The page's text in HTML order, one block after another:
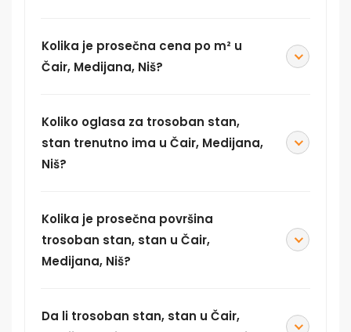
Kolika je prosečna cena po m² u
Čair, Medijana, Niš?
Koliko oglasa za trosoban stan,
stan trenutno ima u Čair, Medijana,
Niš?
Kolika je prosečna površina
trosoban stan, stan u Čair,
Medijana, Niš?
Da li trosoban stan, stan u Čair,